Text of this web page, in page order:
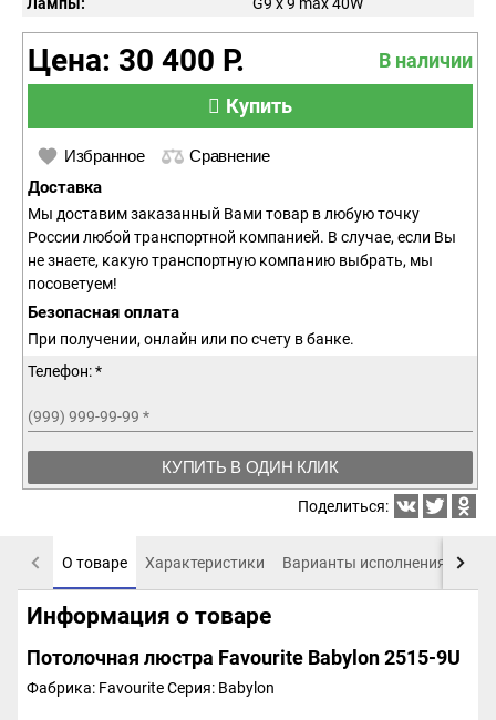
Цена: 30 400 Р.
В наличии
Купить
Избранное Сравнение
Доставка
Мы доставим заказанный Вами товар в любую точку
России любой транспортной компанией. В случае, если Вы
не знаете, какую транспортную компанию выбрать, мы
посоветуем!
Безопасная оплата
При получении, онлайн или по счету в банке.
Телефон: *
(999) 999-99-99 *
КУПИТЬ В ОДИН КЛИК
Поделиться:
О товаре Характеристики Варианты исполнения
Информация о товаре
Потолочная люстра Favourite Babylon 2515-9U
Фабрика: FavouriteСерия: Babylon